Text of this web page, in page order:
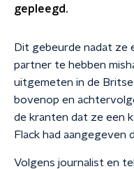
gepleegd.
Dit gebeurde nadat ze
partner te hebben
uitgemeten in de
bovenop en
de kranten dat ze een
Flack had aangegeven
Volgens journalist en